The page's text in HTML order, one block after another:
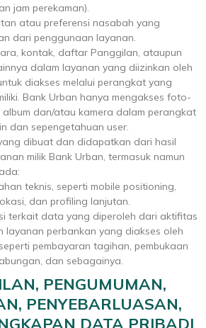
jam perekaman).
atau preferensi nasabah yang
dari penggunaan layanan.
kontak, daftar Panggilan, ataupun
dalam layanan yang diizinkan oleh
diakses melalui perangkat yang
Bank Urban hanya mengakses foto-
dan/atau kamera dalam perangkat
dan sepengetahuan user.
dibuat dan didapatkan dari hasil
milik Bank Urban, termasuk namun
teknis, seperti mobile positioning,
dan profiling lanjutan.
terkait data yang diperoleh dari aktifitas
layanan perbankan yang diakses oleh
pembayaran tagihan, pembukaan
dan sebagainya.
PENGUMUMAN,
PENYEBARLUASAN,
DATA PRIBADI